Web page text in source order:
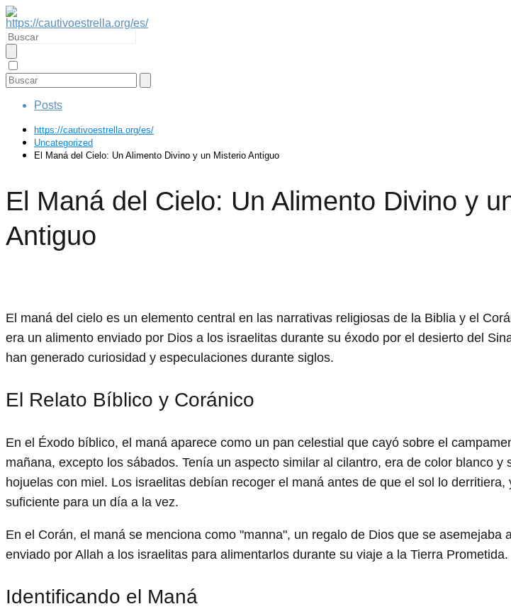
Posts
https://cautivoestrella.org/es/
Uncategorized
El Maná del Cielo: Un Alimento Divino y un Misterio Antiguo
El Maná del Cielo: Un Alimento Divino y
Antiguo
El maná del cielo es un elemento central en las narrativas religiosas de la Biblia y el
era un alimento enviado por Dios a los israelitas durante su éxodo por el desierto del
han generado curiosidad y especulaciones durante siglos.
El Relato Bíblico y Coránico
En el Éxodo bíblico, el maná aparece como un pan celestial que cayó sobre el
mañana, excepto los sábados. Tenía un aspecto similar al cilantro, era de color blanco y
hojuelas con miel. Los israelitas debían recoger el maná antes de que el sol lo
suficiente para un día a la vez.
En el Corán, el maná se menciona como "manna", un regalo de Dios que se asemejaba
enviado por Allah a los israelitas para alimentarlos durante su viaje a la Tierra Prometida.
Identificando el Maná